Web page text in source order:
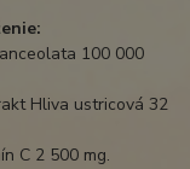
100 000
Hliva ustricová 32
C 2 500 mg.